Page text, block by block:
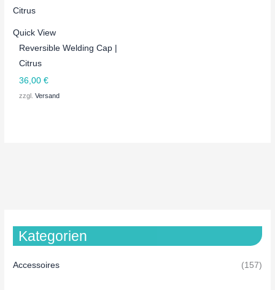
Kategorien
Accessoires (157)
Quick View
Reversible Welding Cap |
Citrus
36,00€
zzgl.Versand